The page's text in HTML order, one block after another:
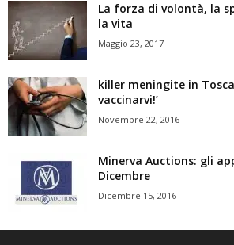
La forza di volontà, la
la vita
Maggio 23, 2017
killer meningite in
vaccinarvi!’
Novembre 22, 2016
Minerva Auctions: gli
Dicembre
Dicembre 15, 2016